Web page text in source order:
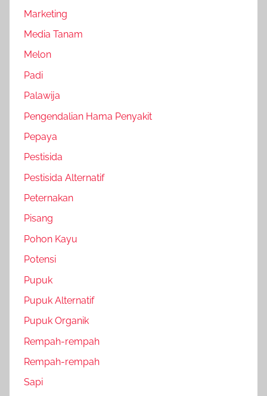
Marketing
Media Tanam
Melon
Padi
Palawija
Pengendalian Hama Penyakit
Pepaya
Pestisida
Pestisida Alternatif
Peternakan
Pisang
Pohon Kayu
Potensi
Pupuk
Pupuk Alternatif
Pupuk Organik
Rempah-rempah
Rempah-rempah
Sapi